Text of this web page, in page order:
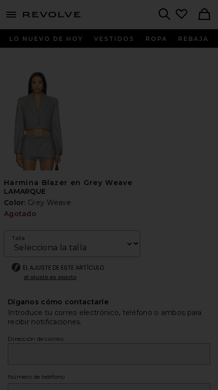
menu - shows more content
LO NUEVO DE HOY VESTIDOS ROPA REBAJA
Harmina Blazer en Grey Weave
LAMARQUE
Color: Grey Weave
Agotado
Talla
EL AJUSTE DE ESTE ARTÍCULO
el ajuste es exacto
Díganos cómo contactarle
Introduce tu correo electrónico, teléfono o ambos para
recibir notificaciones.
Dirección de correo
Número de teléfono